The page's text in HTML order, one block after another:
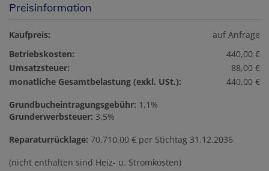
Preisinformation
Kaufpreis:
auf Anfrage
Betriebskosten:
440,00 €
Umsatzsteuer:
88,00 €
monatliche Gesamtbelastung (exkl. USt.):
440,00 €
Grundbucheintragungsgebühr: 1,1%
Grunderwerbsteuer: 3,5%
Reparaturrücklage: 70.710,00 € per Stichtag 31.12.2036
(nicht enthalten sind Heiz- u. Stromkosten)